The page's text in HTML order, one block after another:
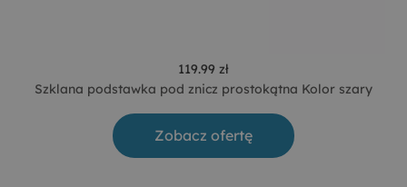
119.99 zł
Szklana podstawka pod znicz prostokątna Kolor szary
Zobacz ofertę